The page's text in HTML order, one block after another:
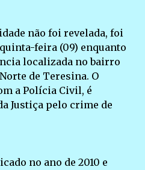
não foi revelada, foi
feira (09) enquanto
localizada no bairro
de Teresina. O
a Polícia Civil, é
Justiça pelo crime de
no ano de 2010 e